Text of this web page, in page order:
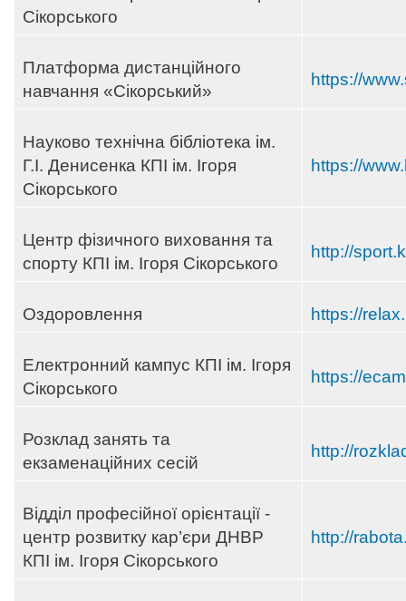
Сікорського
Платформа дистанційного
навчання «Сікорський»
https://
Науково технічна бібліотека ім.
Г.І. Денисенка КПІ ім. Ігоря
Сікорського
https://
Центр фізичного виховання та
спорту КПІ ім. Ігоря Сікорського
http://
Оздоровлення https://
Електронний кампус КПІ ім. Ігоря
Сікорського
https://
Розклад занять та
екзаменаційних сесій
http://
Відділ професійної орієнтації -
центр розвитку кар’єри ДНВР
КПІ ім. Ігоря Сікорського
http://